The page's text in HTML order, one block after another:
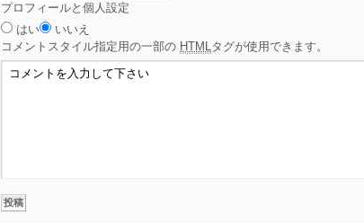
プロフィールと個人設定
はい
いいえ
コメント スタイル指定用の一部の HTMLタグが使用できます。